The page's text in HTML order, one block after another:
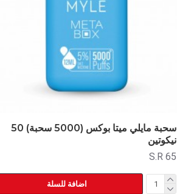
سحبة مايلي ميتا بوكس (5000 سحبة) 50
نيكوتين
S.R 65
اضافة للسلة